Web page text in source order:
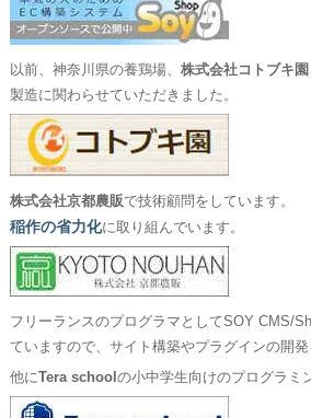
以前、神奈川県の養鶏場、 株式会社コトブキ園
製造に関わらせていただきました。
株式会社京都農販で技術顧問をしています。
稲作の省力化に取り組んでいます。
フリーランスのプログラマとしてSOY CMS/
ていますので、サイト構築やプラグインの開発
他にTera school の小中学生向けのプログラミ